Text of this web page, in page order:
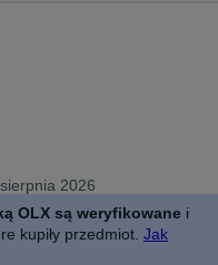
2026
OLX są weryfikowane i
kupiły przedmiot. Jak